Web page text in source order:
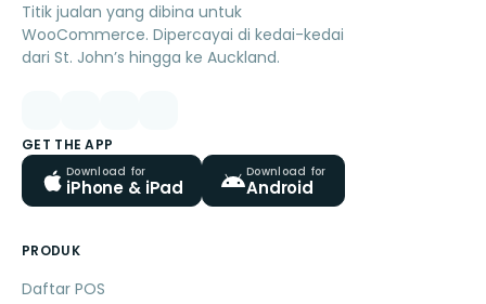
Titik jualan yang dibina untuk
WooCommerce. Dipercayai di kedai-kedai
dari St. John’s hingga ke Auckland.
GET THE APP
Download for
iPhone & iPad
Download for
Android
PRODUK
Daftar POS